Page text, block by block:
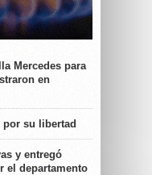
Mercedes para
en
por su libertad
y entregó
el departamento